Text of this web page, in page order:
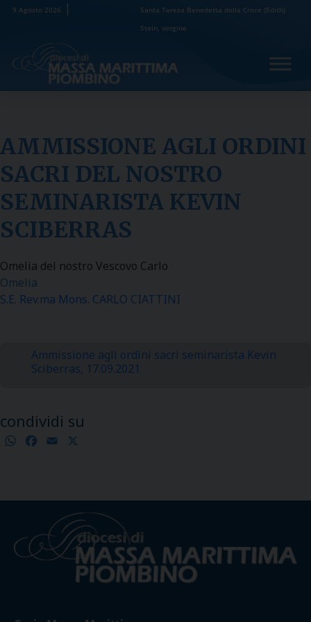
Skip9 Agosto 2026
Santa Teresa Benedetta della Croce (Edith)
Stein, vergine
AMMISSIONE AGLI ORDINI
SACRI DEL NOSTRO
SEMINARISTA KEVIN
SCIBERRAS
Omelia del nostro Vescovo Carlo
Omelia
S.E. Rev.ma Mons. CARLO CIATTINI
Ammissione agli ordini sacri seminarista Kevin
Sciberras, 17.09.2021
condividi su
WhatsApp
Facebook
Email